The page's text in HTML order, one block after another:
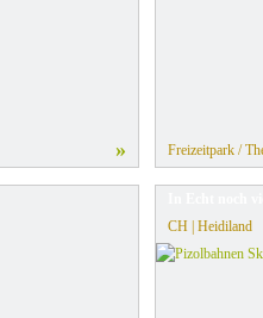
» Freizeitpark /
CH | Heidiland